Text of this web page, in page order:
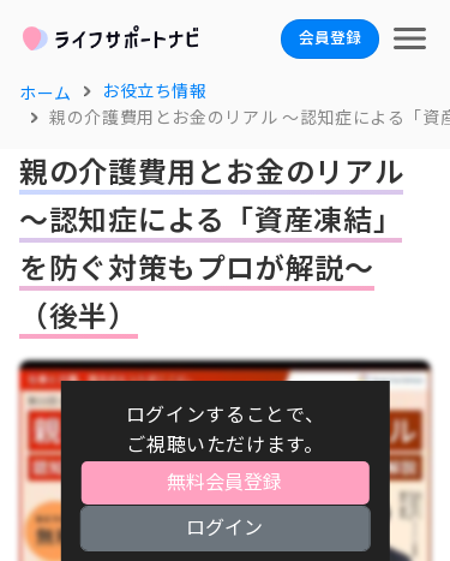
会員登録
ホーム
お役立ち情報
親の介護費用とお金のリアル ～認知症による「
親の介護費用とお金のリアル
～認知症による「資産凍結」
を防ぐ対策もプロが解説～
（後半）
ログインすることで、
ご視聴いただけます。
無料会員登録
ログイン